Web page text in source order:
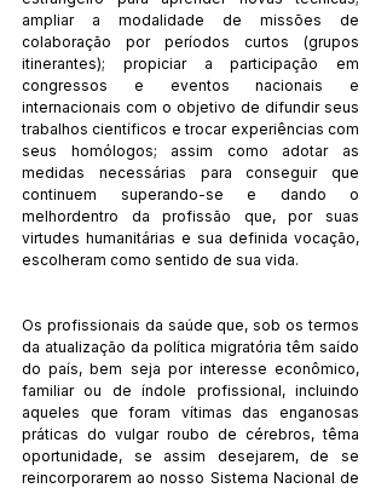
ampliar a modalidade de missões de
colaboração por períodos curtos (grupos
itinerantes); propiciar a participação em
congressos e eventos nacionais e
internacionais com o objetivo de difundir seus
trabalhos científicos e trocar experiências com
seus homólogos; assim como adotar as
medidas necessárias para conseguir que
continuem superando-se e dando o
melhordentro da profissão que, por suas
virtudes humanitárias e sua definida vocação,
escolheram como sentido de sua vida.
Os profissionais da saúde que, sob os termos
da atualização da política migratória têm saído
do país, bem seja por interesse econômico,
familiar ou de índole profissional, incluindo
aqueles que foram vítimas das enganosas
práticas do vulgar roubo de cérebros, têma
oportunidade, se assim desejarem, de se
reincorporarem ao nosso Sistema Nacional de